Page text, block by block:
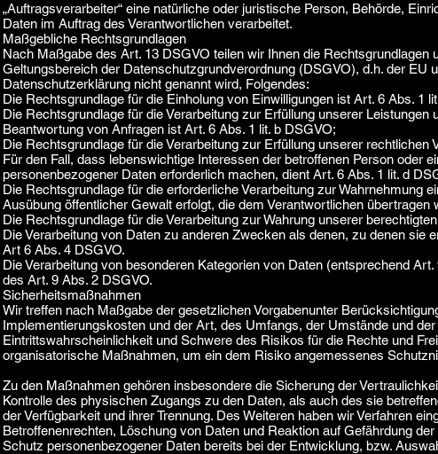
„Auftragsverarbeiter“ eine natürliche oder juristische Person, Behörde,
Daten im Auftrag des Verantwortlichen verarbeitet.
Maßgebliche Rechtsgrundlagen
Nach Maßgabe des Art. 13 DSGVO teilen wir Ihnen die
Geltungsbereich der Datenschutzgrundverordnung (DSGVO), d.h. der EU
Datenschutzerklärung nicht genannt wird, Folgendes:
Die Rechtsgrundlage für die Einholung von Einwilligungen ist Art. 6 Abs. 1
Die Rechtsgrundlage für die Verarbeitung zur Erfüllung unserer
Beantwortung von Anfragen ist Art. 6 Abs. 1 lit. b DSGVO;
Die Rechtsgrundlage für die Verarbeitung zur Erfüllung unserer rechtlichen
Für den Fall, dass lebenswichtige Interessen der betroffenen Person oder
personenbezogener Daten erforderlich machen, dient Art. 6 Abs. 1 lit. d
Die Rechtsgrundlage für die erforderliche Verarbeitung zur Wahrnehmung
Ausübung öffentlicher Gewalt erfolgt, die dem Verantwortlichen übertragen
Die Rechtsgrundlage für die Verarbeitung zur Wahrung unserer
Die Verarbeitung von Daten zu anderen Zwecken als denen, zu denen sie
Art 6 Abs. 4 DSGVO.
Die Verarbeitung von besonderen Kategorien von Daten (entsprechend
des Art. 9 Abs. 2 DSGVO.
Sicherheitsmaßnahmen
Wir treffen nach Maßgabe der gesetzlichen Vorgabenunter
Implementierungskosten und der Art, des Umfangs, der Umstände und
Eintrittswahrscheinlichkeit und Schwere des Risikos für die Rechte und
organisatorische Maßnahmen, um ein dem Risiko angemessenes
Zu den Maßnahmen gehören insbesondere die Sicherung der
Kontrolle des physischen Zugangs zu den Daten, als auch des sie
der Verfügbarkeit und ihrer Trennung. Des Weiteren haben wir Verfahren
Betroffenenrechten, Löschung von Daten und Reaktion auf Gefährdung
Schutz personenbezogener Daten bereits bei der Entwicklung, bzw.